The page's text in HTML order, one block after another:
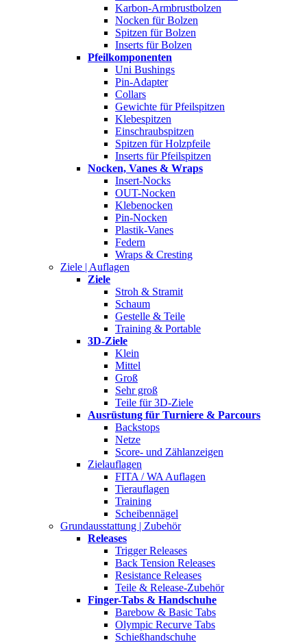
Karbon-Armbrustbolzen
Nocken für Bolzen
Spitzen für Bolzen
Inserts für Bolzen
Pfeilkomponenten
Uni Bushings
Pin-Adapter
Collars
Gewichte für Pfeilspitzen
Klebespitzen
Einschraubspitzen
Spitzen für Holzpfeile
Inserts für Pfeilspitzen
Nocken, Vanes & Wraps
Insert-Nocks
OUT-Nocken
Klebenocken
Pin-Nocken
Plastik-Vanes
Federn
Wraps & Cresting
Ziele | Auflagen
Ziele
Stroh & Stramit
Schaum
Gestelle & Teile
Training & Portable
3D-Ziele
Klein
Mittel
Groß
Sehr groß
Teile für 3D-Ziele
Ausrüstung für Turniere & Parcours
Backstops
Netze
Score- und Zählanzeigen
Zielauflagen
FITA / WA Auflagen
Tierauflagen
Training
Scheibennägel
Grundausstattung | Zubehör
Releases
Trigger Releases
Back Tension Releases
Resistance Releases
Teile & Release-Zubehör
Finger-Tabs & Handschuhe
Barebow & Basic Tabs
Olympic Recurve Tabs
Schießhandschuhe